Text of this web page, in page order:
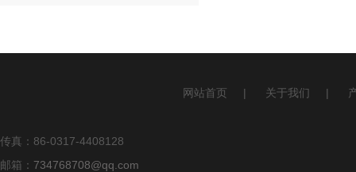
网站首页 | 关于我们 |
传真：86-0317-4408128
邮箱： 734768708@qq.com